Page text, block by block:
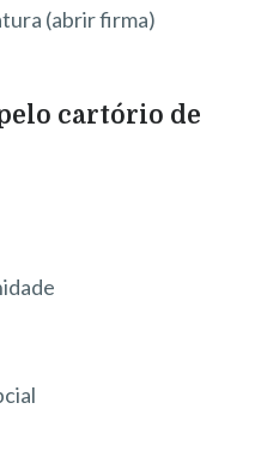
(abrir firma)
cartório de